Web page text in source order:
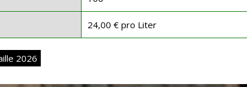
24,00 € pro Liter
2026